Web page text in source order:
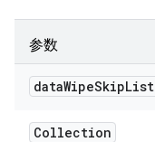
参数
dataWipeSkipList
Collection